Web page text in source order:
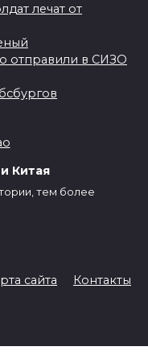
лечат от
отправили в СИЗО
Китая
тем более
сайта
Контакты